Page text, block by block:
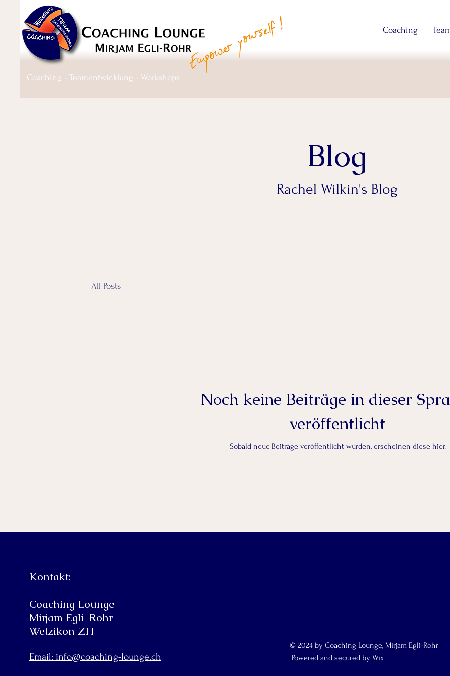
Coaching - Teamentwicklung - Workshops
Coaching
Blog
Rachel Wilkin's Blog
All Posts
Noch keine Beiträge in dieser
veröffentlicht
Sobald neue Beiträge veröffentlicht wurden, erscheinen diese hier.
Kontakt:
Coaching Lounge
Mirjam Egli-Rohr
Wetzikon ZH
Email: info@coaching-lounge.ch
© 2024 by Coaching Lounge, Mirjam Egli-Rohr
Powered and secured by Wix